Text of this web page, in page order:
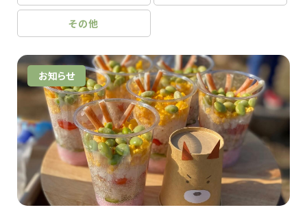
その他
お知らせ